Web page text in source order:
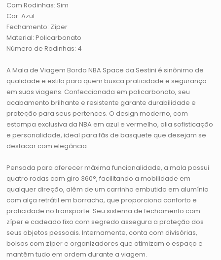
Com Rodinhas: Sim
Cor: Azul
Fechamento: Zíper
Material: Policarbonato
Número de Rodinhas: 4
A Mala de Viagem Bordo NBA Space da Sestini é sinônimo de
qualidade e estilo para quem busca praticidade e segurança
em suas viagens. Confeccionada em policarbonato, seu
acabamento brilhante e resistente garante durabilidade e
proteção para seus pertences. O design moderno, com
estampa exclusiva da NBA em azul e vermelho, alia sofisticação
e personalidade, ideal para fãs de basquete que desejam se
destacar com elegância.
Pensada para oferecer máxima funcionalidade, a mala possui
quatro rodas com giro 360°, facilitando a mobilidade em
qualquer direção, além de um carrinho embutido em alumínio
com alça retrátil em borracha, que proporciona conforto e
praticidade no transporte. Seu sistema de fechamento com
zíper e cadeado fixo com segredo assegura a proteção dos
seus objetos pessoais. Internamente, conta com divisórias,
bolsos com zíper e organizadores que otimizam o espaço e
mantêm tudo em ordem durante a viagem.